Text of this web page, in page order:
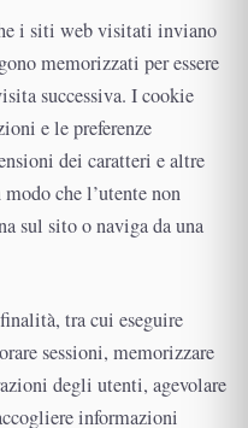
i siti web visitati inviano
memorizzati per essere
successiva. I cookie
e le preferenze
dei caratteri e altre
che l’utente non
sul sito o naviga da una
tra cui eseguire
sessioni, memorizzare
degli utenti, agevolare
informazioni